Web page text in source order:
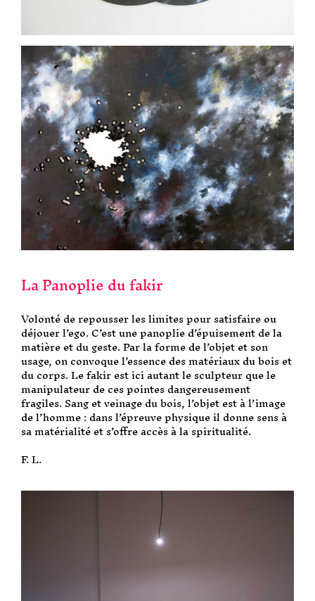
La Panoplie du fakir
Volonté de repousser les limites pour satisfaire ou
déjouer l’ego. C’est une panoplie d’épuisement de la
matière et du geste. Par la forme de l’objet et son
usage, on convoque l’essence des matériaux du bois et
du corps. Le fakir est ici autant le sculpteur que le
manipulateur de ces pointes dangereusement
fragiles. Sang et veinage du bois, l’objet est à l’image
de l’homme : dans l’épreuve physique il donne sens à
sa matérialité et s’offre accès à la spiritualité.
F. L.